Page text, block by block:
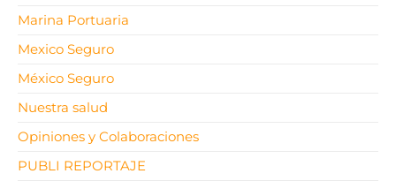
Marina Portuaria
Mexico Seguro
México Seguro
Nuestra salud
Opiniones y Colaboraciones
PUBLI REPORTAJE